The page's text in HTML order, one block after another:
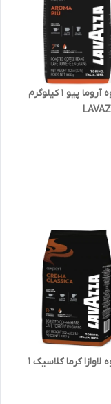
دانه قهوه آروما پیو 1 کیلوگرم
دانه قهوه لاوازا کرما کلاسیک 1